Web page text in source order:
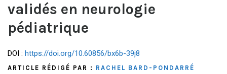
validés en neurologie
pédiatrique
DOI : https://doi.org/10.60856/bx6b-39j8
ARTICLE RÉDIGÉ PAR : RACHEL BARD-PONDARRÉ